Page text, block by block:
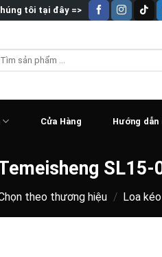
tôi tại đây =>
Cửa Hàng Hướng dẫn
SL15-
theo thương hiệu / Loa